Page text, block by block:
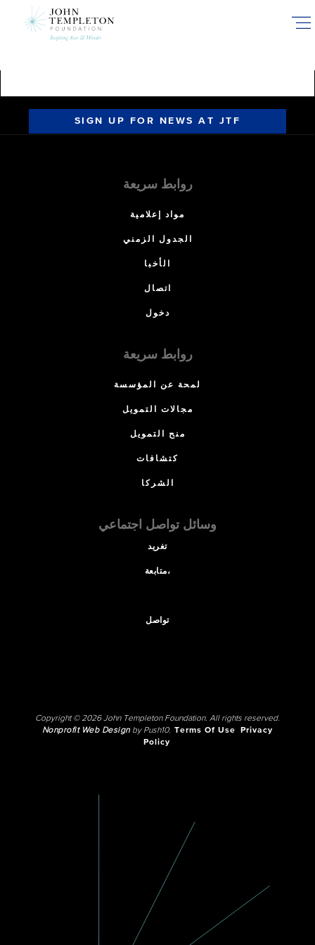
SIGN UP FOR NEWS AT JTF
روابط سريعة
مواد إعلامية
الجدول الزمني
الأخبا
اتصال
دخول
روابط سريعة
لمحة عن المؤسسة
مجالات التمويل
منح التمويل
كتشافات
الشركا
وسائل تواصل اجتماعي
تغريد
متابعة،
تواصل
Copyright © 2026 John Templeton Foundation. All rights reserved.
Nonprofit Web Designby Push10. Terms Of Use
Privacy
Policy